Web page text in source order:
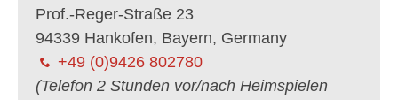
Prof.-Reger-Straße 23
94339 Hankofen, Bayern, Germany
+49 (0)9426 802780
(Telefon 2 Stunden vor/nach Heimspielen